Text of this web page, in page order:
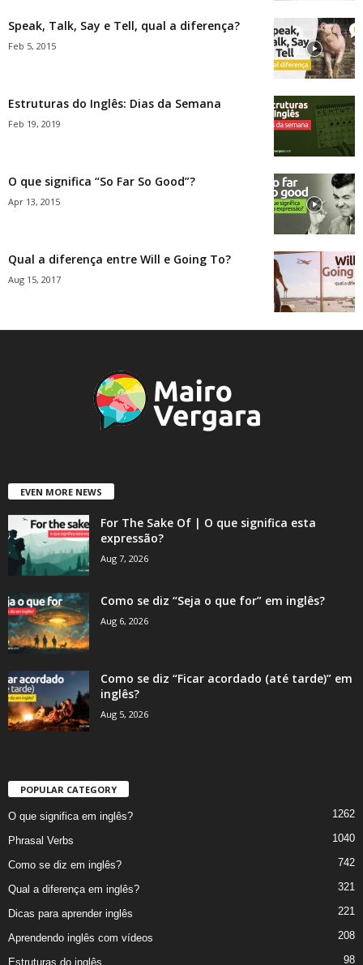
Speak, Talk, Say e Tell, qual a diferença?
Feb 5, 2015
Estruturas do Inglês: Dias da Semana
Feb 19, 2019
O que significa “So Far So Good”?
Apr 13, 2015
Qual a diferença entre Will e Going To?
Aug 15, 2017
EVEN MORE NEWS
For The Sake Of | O que significa esta
expressão?
Aug 7, 2026
Como se diz “Seja o que for” em inglês?
Aug 6, 2026
Como se diz “Ficar acordado (até tarde)” em
inglês?
Aug 5, 2026
POPULAR CATEGORY
O que significa em inglês? 1262
Phrasal Verbs 1040
Como se diz em inglês? 742
Qual a diferença em inglês? 321
Dicas para aprender inglês 221
Aprendendo inglês com vídeos 208
Estruturas do inglês 98